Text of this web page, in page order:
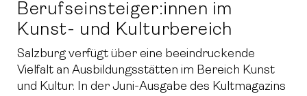
Berufseinsteiger:innen im
Kunst- und Kulturbereich
Salzburg verfügt über eine beeindruckende
Vielfalt an Ausbildungsstätten im Bereich Kunst
und Kultur. In der Juni-Ausgabe des Kultmagazins